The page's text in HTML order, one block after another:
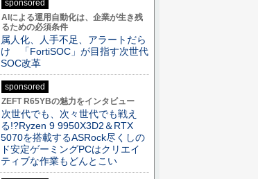
sponsored
AIによる運用自動化は、企業が生き残
るための必須条件
属人化、人手不足、アラートだら
け 「FortiSOC」が目指す次世代
SOC改革
sponsored
ZEFT R65YBの魅力をインタビュー
次世代でも、次々世代でも戦え
る!?Ryzen 9 9950X3D2＆RTX
5070を搭載するASRock尽くしの
ド安定ゲーミングPCはクリエイ
ティブな作業もどんとこい